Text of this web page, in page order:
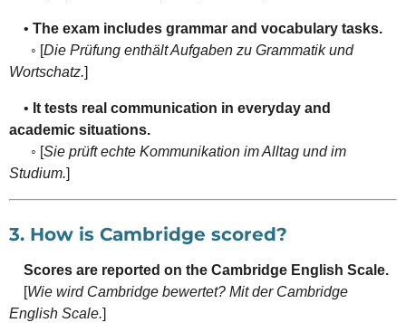
• The exam includes grammar and vocabulary tasks.
◦ [Die Prüfung enthält Aufgaben zu Grammatik und
Wortschatz.]
• It tests real communication in everyday and
academic situations.
◦ [Sie prüft echte Kommunikation im Alltag und im
Studium.]
3. How is Cambridge scored?
Scores are reported on the Cambridge English Scale.
[Wie wird Cambridge bewertet? Mit der Cambridge
English Scale.]